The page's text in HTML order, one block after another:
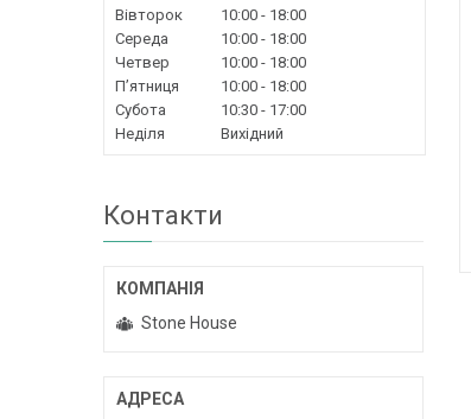
Вівторок
10:00
18:00
Середа
10:00
18:00
Четвер
10:00
18:00
Пʼятниця
10:00
18:00
Субота
10:30
17:00
Неділя
Вихідний
Контакти
Stone House